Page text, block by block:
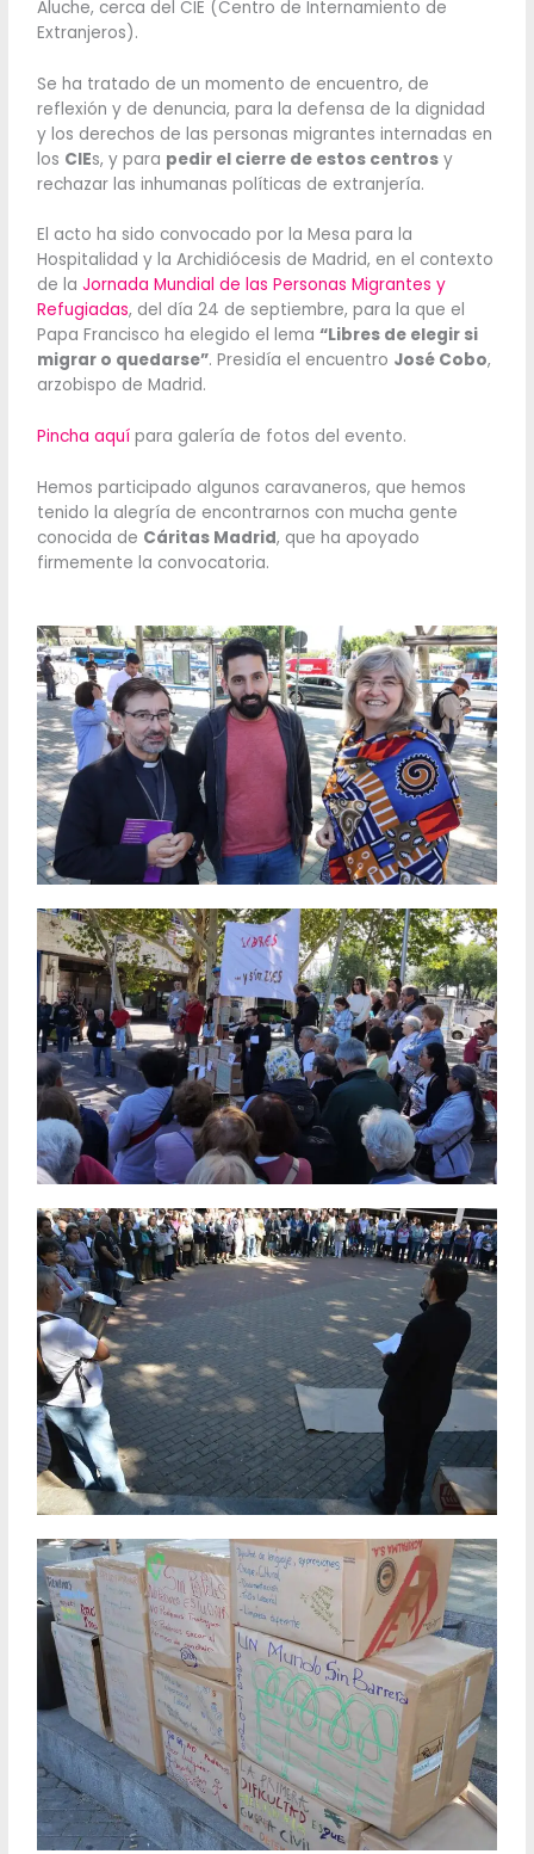
Aluche, cerca del CIE (Centro de Internamiento de
Extranjeros).
Se ha tratado de un momento de encuentro, de
reflexión y de denuncia, para la defensa de la dignidad
y los derechos de las personas migrantes internadas en
los CIEs, y para pedir el cierre de estos centros y
rechazar las inhumanas políticas de extranjería.
El acto ha sido convocado por la Mesa para la
Hospitalidad y la Archidiócesis de Madrid, en el contexto
de laJornada Mundial de las Personas Migrantes y
Refugiadas, del día 24 de septiembre, para la que el
Papa Francisco ha elegido el lema“Libres de elegir si
migrar o quedarse”. Presidía el encuentro José Cobo,
arzobispo de Madrid.
Pincha aquí para galería de fotos del evento.
Hemos participado algunos caravaneros, que hemos
tenido la alegría de encontrarnos con mucha gente
conocida de Cáritas Madrid, que ha apoyado
firmemente la convocatoria.